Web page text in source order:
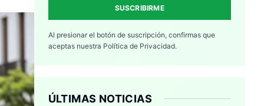
SUSCRIBIRME
Al presionar el botón de suscripción, confirmas que
aceptas nuestra Política de Privacidad.
ÚLTIMAS NOTICIAS